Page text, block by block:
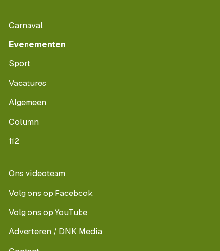
Carnaval
Evenementen
Sport
Vacatures
Algemeen
Column
112
Ons videoteam
Volg ons op Facebook
Volg ons op YouTube
Adverteren / DNK Media